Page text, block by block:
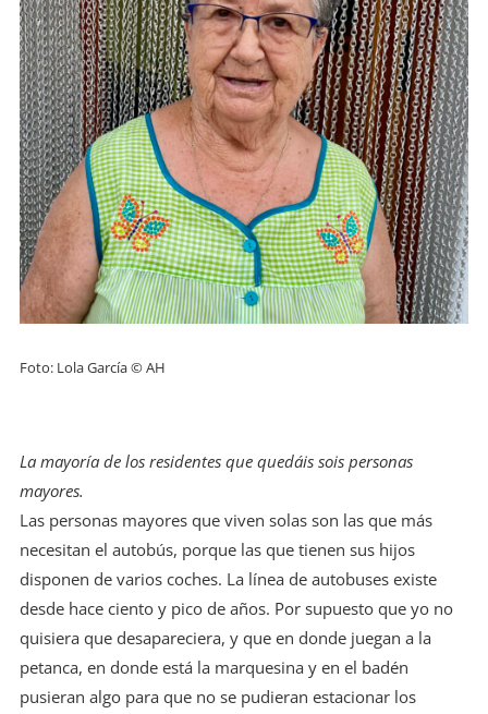
Foto: Lola García © AH
La mayoría de los residentes que quedáis sois personas
mayores.
Las personas mayores que viven solas son las que más
necesitan el autobús, porque las que tienen sus hijos
disponen de varios coches. La línea de autobuses existe
desde hace ciento y pico de años. Por supuesto que yo no
quisiera que desapareciera, y que en donde juegan a la
petanca, en donde está la marquesina y en el badén
pusieran algo para que no se pudieran estacionar los